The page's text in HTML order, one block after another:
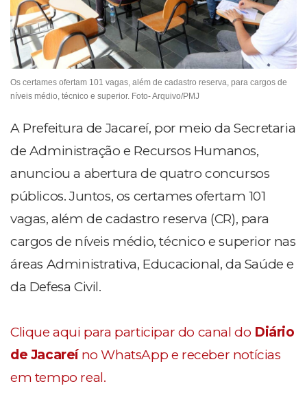
Os certames ofertam 101 vagas, além de cadastro reserva, para cargos de
níveis médio, técnico e superior. Foto- Arquivo/PMJ
A Prefeitura de Jacareí, por meio da Secretaria
de Administração e Recursos Humanos,
anunciou a abertura de quatro concursos
públicos. Juntos, os certames ofertam 101
vagas, além de cadastro reserva (CR), para
cargos de níveis médio, técnico e superior nas
áreas Administrativa, Educacional, da Saúde e
da Defesa Civil.
Clique aqui para participar do canal do Diário
de Jacareíno WhatsApp e receber notícias
em tempo real.